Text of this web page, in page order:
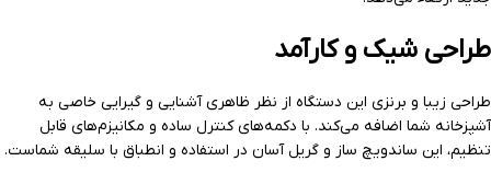
طراحی شیک و کارآمد
طراحی زیبا و برنزی این دستگاه از نظر ظاهری آشنایی و گیرایی خاصی به
آشپزخانه شما اضافه می‌کند. با دکمه‌های کنترل ساده و مکانیزم‌های قابل
تنظیم، این ساندویچ ساز و گریل آسان در استفاده و انطباق با سلیقه شماست.